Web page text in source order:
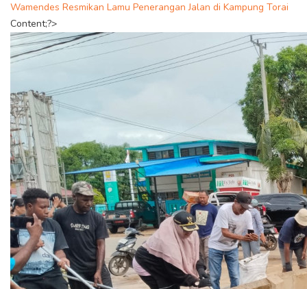
Wamendes Resmikan Lamu Penerangan Jalan di Kampung Torai
Content;?>